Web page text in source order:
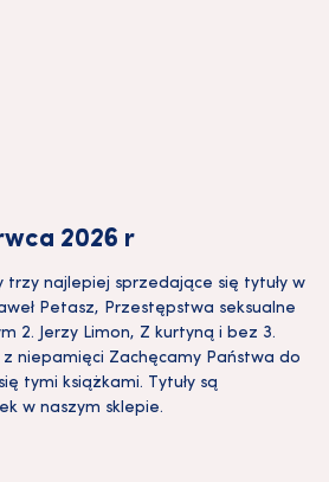
2026 r
najlepiej sprzedające się tytuły w
Petasz, Przestępstwa seksualne
2. Jerzy Limon, Z kurtyną i bez 3.
niepamięci Zachęcamy Państwa do
tymi książkami. Tytuły są
w naszym sklepie.